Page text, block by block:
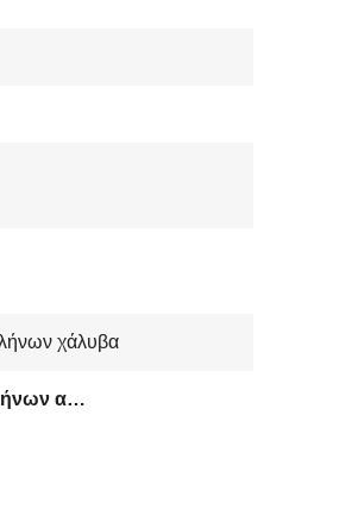
χάλυβα
Μηχανή σχηματισμού σωλήνων από χάλυβα CRC